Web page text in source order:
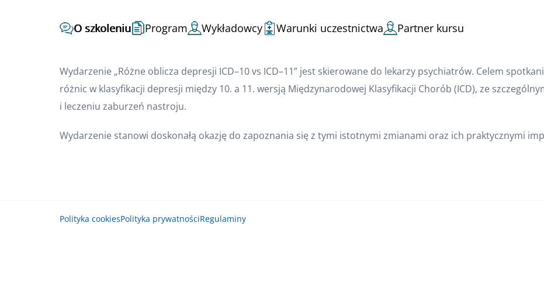
O szkoleniu Program Wykładowcy Warunki uczestnictwa Partner kursu
Wydarzenie „Różne oblicza depresji ICD–10 vs ICD–11” jest skierowane do lekarzy psychiatrów. Celem
różnic w klasyfikacji depresji między 10. a 11. wersją Międzynarodowej Klasyfikacji Chorób (ICD), ze
i leczeniu zaburzeń nastroju.
Wydarzenie stanowi doskonałą okazję do zapoznania się z tymi istotnymi zmianami oraz ich praktycznymi
Polityka cookiesPolityka prywatnościRegulaminy